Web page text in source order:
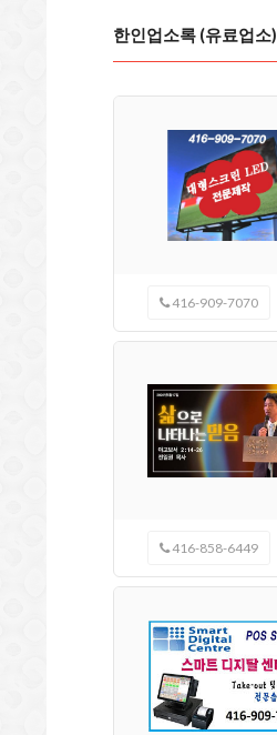
한인업소록 (유료업소)
416-909-7070
416-858-6449